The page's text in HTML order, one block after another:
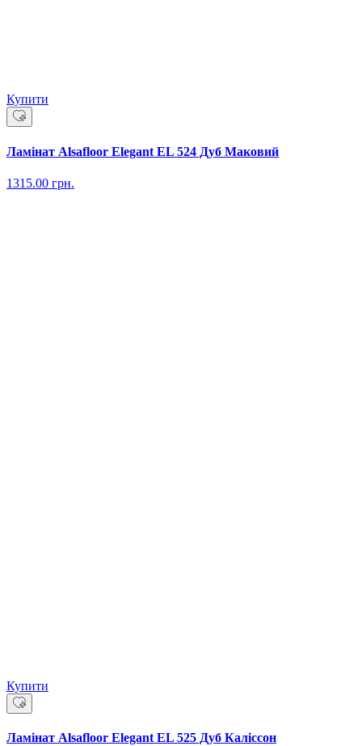
Купити
Ламінат Alsafloor Elegant EL 524 Дуб Маковий
1315.00 грн.
Купити
Ламінат Alsafloor Elegant EL 525 Дуб Каліссон